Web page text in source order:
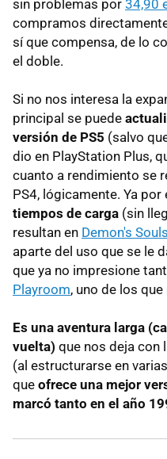
sin problemas por 34,90
compramos
sí que compensa, de lo
el doble.
Si no nos interesa la
principal se puede
versión de PS5 (salvo
dio en PlayStation Plus,
cuanto a rendimiento se
PS4, lógicamente. Ya por
tiempos de carga (sin
resultan en Demon's Souls
aparte del uso que se le
que ya no impresione
Playroom, uno de los
Es una aventura larga
vuelta) que nos deja con
(al estructurarse en
que ofrece una mejor
marcó tanto en el año